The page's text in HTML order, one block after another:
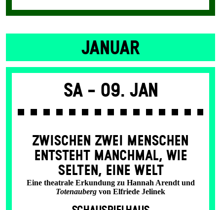
JANUAR
Sa - 09. Jan
ZWISCHEN ZWEI MENSCHEN
ENT­STEHT MANCH­MAL, WIE
SELTEN, EINE WELT
Eine theatrale Erkundung zu Hannah Arendt und
Totenauberg von Elfriede Jelinek